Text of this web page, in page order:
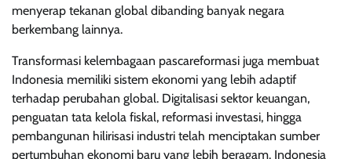
menyerap tekanan global dibanding banyak negara
berkembang lainnya.
Transformasi kelembagaan pascareformasi juga membuat
Indonesia memiliki sistem ekonomi yang lebih adaptif
terhadap perubahan global. Digitalisasi sektor keuangan,
penguatan tata kelola fiskal, reformasi investasi, hingga
pembangunan hilirisasi industri telah menciptakan sumber
pertumbuhan ekonomi baru yang lebih beragam. Indonesia